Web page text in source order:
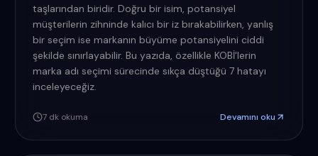
taşlarından biridir. Doğru bir isim, potansiyel
müşterilerin zihninde kalıcı bir iz bırakabilirken, yanlış
bir seçim ise markanın büyüme potansiyelini ciddi
şekilde sınırlayabilir. Bu yazıda, özellikle KOBİ'lerin
marka adı seçimi sürecinde sıkça düştüğü 7 hatayı
inceleyeceğiz.
7dk okuma Devamını oku